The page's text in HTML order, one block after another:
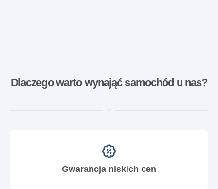
Dlaczego warto wynająć samochód u nas?
Gwarancja niskich cen